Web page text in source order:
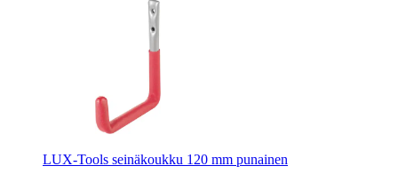
LUX-Tools seinäkoukku 120 mm punainen